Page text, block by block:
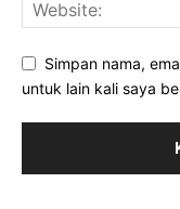
Simpan nama,
untuk lain kali saya